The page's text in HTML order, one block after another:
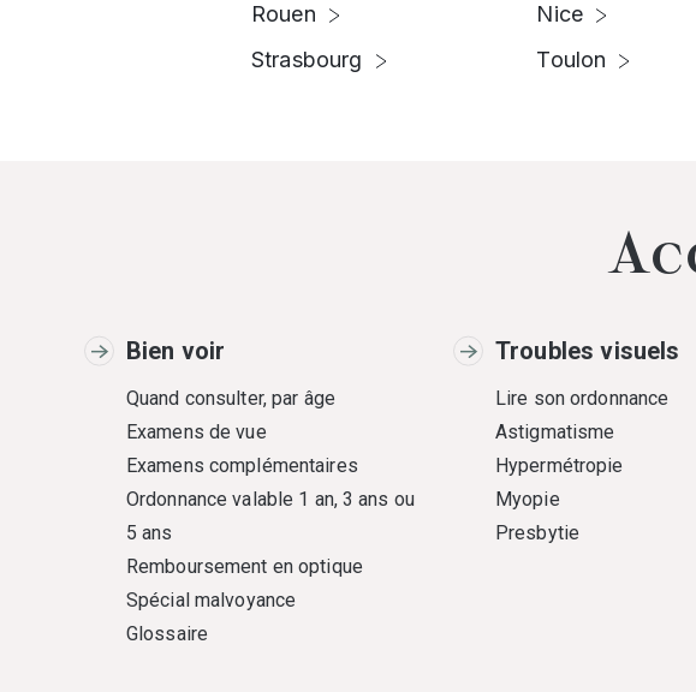
Rouen
Strasbourg
Nice
Toulon
Bien voir
Quand consulter, par âge
Examens de vue
Examens complémentaires
Ordonnance valable 1 an, 3 ans ou
5 ans
Remboursement en optique
Spécial malvoyance
Glossaire
Troubles visuels
Lire son ordonnance
Astigmatisme
Hypermétropie
Myopie
Presbytie